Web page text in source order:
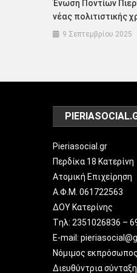
Ένωση Ποντίων
νέας πολιτιστικής
9 Σεπτεμβρίου 2025
Pieriasocial.gr
Περδίκα 18 Κατερίνη
Ατομική Επιχείρηση
Α.Φ.Μ. 061722563
ΔΟΥ Κατερίνης
Tηλ: 2351026836 –
E-mail:
Νόμιμος
Διευθύντρια